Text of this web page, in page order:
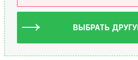
ВЫБРАТЬ